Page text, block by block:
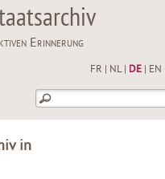
Erinnerung
FR NL| DE| EN
in